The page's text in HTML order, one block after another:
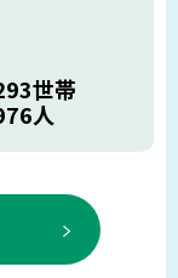
世帯
人